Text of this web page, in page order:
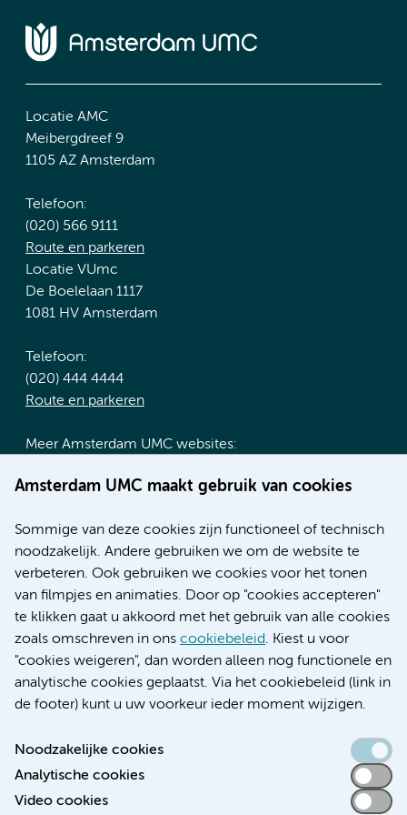
Amsterdam UMC maakt gebruik van cookies
Sommige van deze cookies zijn functioneel of technisch
noodzakelijk. Andere gebruiken we om de website te
verbeteren. Ook gebruiken we cookies voor het tonen
van filmpjes en animaties. Door op "cookies accepteren"
te klikken gaat u akkoord met het gebruik van alle cookies
zoals omschreven in ons cookiebeleid. Kiest u voor
"cookies weigeren", dan worden alleen nog functionele en
analytische cookies geplaatst. Via het cookiebeleid (link in
de footer) kunt u uw voorkeur ieder moment wijzigen.
Noodzakelijke cookies
Analytische cookies
Video cookies
Locatie AMC
Meibergdreef 9
1105 AZ Amsterdam
Telefoon:
(020) 566 9111
Route en parkeren
Locatie VUmc
De Boelelaan 1117
1081 HV Amsterdam
Telefoon:
(020) 444 4444
Route en parkeren
Meer Amsterdam UMC websites:
Werken bij Amsterdam UMC
Nieuws
Research
Educatie locatie AMC
Educatie locatie VUmc
Verwijzen & diagnostiek
Toegankelijkheidsverklaring
Responsible disclosure